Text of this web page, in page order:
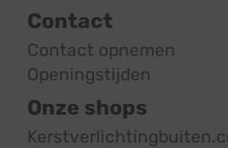
Contact
Contact opnemen
Openingstijden
Onze shops